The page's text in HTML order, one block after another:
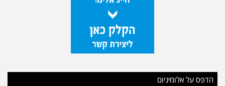
הדפס על אלומיניום